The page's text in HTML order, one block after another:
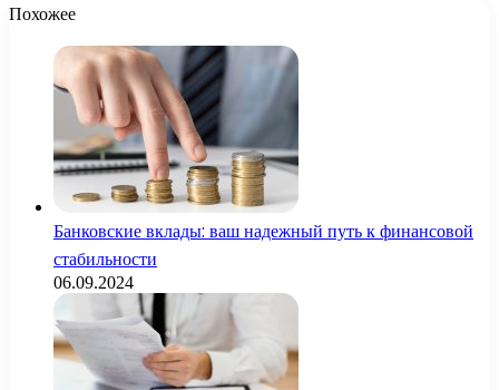
Похожее
Банковские вклады: ваш надежный путь к финансовой
стабильности
06.09.2024